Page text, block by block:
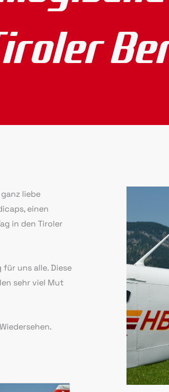
liebe
einen
in den Tiroler
uns alle. Diese
sehr viel Mut